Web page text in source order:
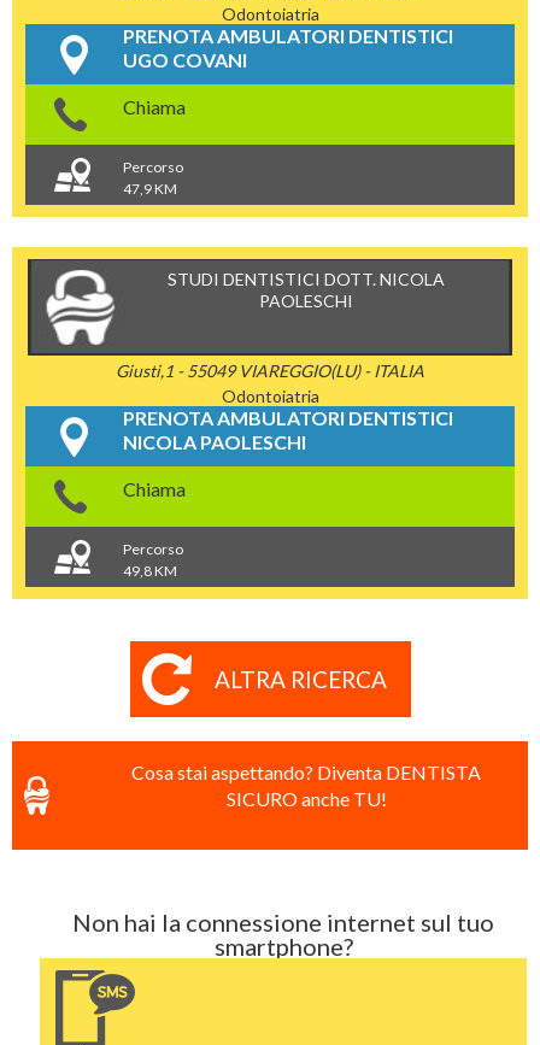
Odontoiatria
PRENOTA AMBULATORI DENTISTICI
UGO COVANI
Chiama
Percorso
47,9 KM
STUDI DENTISTICI DOTT. NICOLA
PAOLESCHI
Giusti,1 - 55049 VIAREGGIO(LU) - ITALIA
Odontoiatria
PRENOTA AMBULATORI DENTISTICI
NICOLA PAOLESCHI
Chiama
Percorso
49,8 KM
ALTRA RICERCA
Cosa stai aspettando? Diventa DENTISTA
SICURO anche TU!
Non hai la connessione internet sul tuo
smartphone?